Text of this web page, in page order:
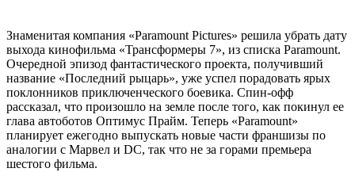
Знаменитая компания «Paramount Pictures» решила убрать дату
выхода кинофильма «Трансформеры 7», из списка Paramount.
Очередной эпизод фантастического проекта, получивший
название «Последний рыцарь», уже успел порадовать ярых
поклонников приключенческого боевика. Спин-офф
рассказал, что произошло на земле после того, как покинул ее
глава автоботов Оптимус Прайм. Теперь «Paramount»
планирует ежегодно выпускать новые части франшизы по
аналогии с Марвел и DC, так что не за горами премьера
шестого фильма.